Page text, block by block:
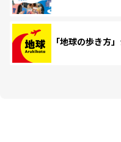
「地球の歩き方